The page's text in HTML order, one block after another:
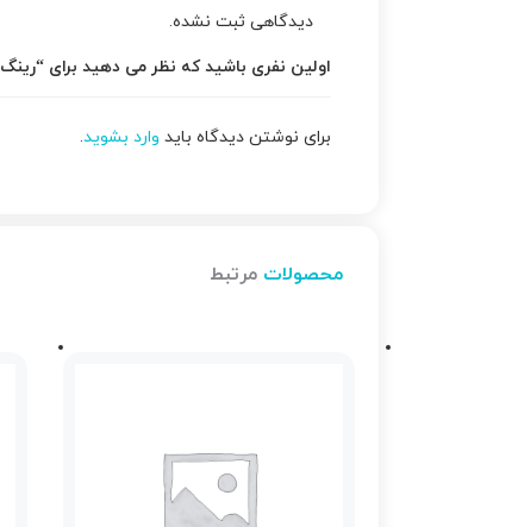
دیدگاهی ثبت نشده.
اولین نفری باشید که نظر می دهید برای “رینگ چرخ 16 سوزوکی
برای نوشتن دیدگاه باید وارد بشوید.
محصولات مرتبط